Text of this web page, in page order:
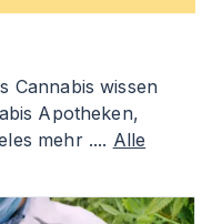
Cannabis wissen
Apotheken,
mehr .... Alle